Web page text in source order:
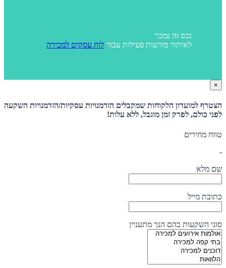
נכס זה נמכר
לאיתור מודעות פעילות עבור לוח עסקים למכירה
×
הצטרף למועדון הלקוחות שמקבלים הזדמנויות עסקיות/הזדמנויות השקעה
לפני כולם, לפרק זמן מוגבל, ללא עלות!
טווח מחירים
-
שם מלא
כתובת מייל
סוגי השקעות בהם הנך מתעניין